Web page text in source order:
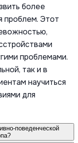
более
проблем. Этот
проблемами.
так и в
научиться
для
поведенческой